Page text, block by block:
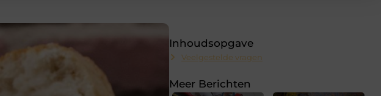
Inhoudsopgave
Veelgestelde vragen
Meer Berichten